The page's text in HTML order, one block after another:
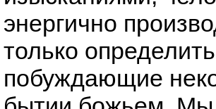
энергично
только
побуждающие